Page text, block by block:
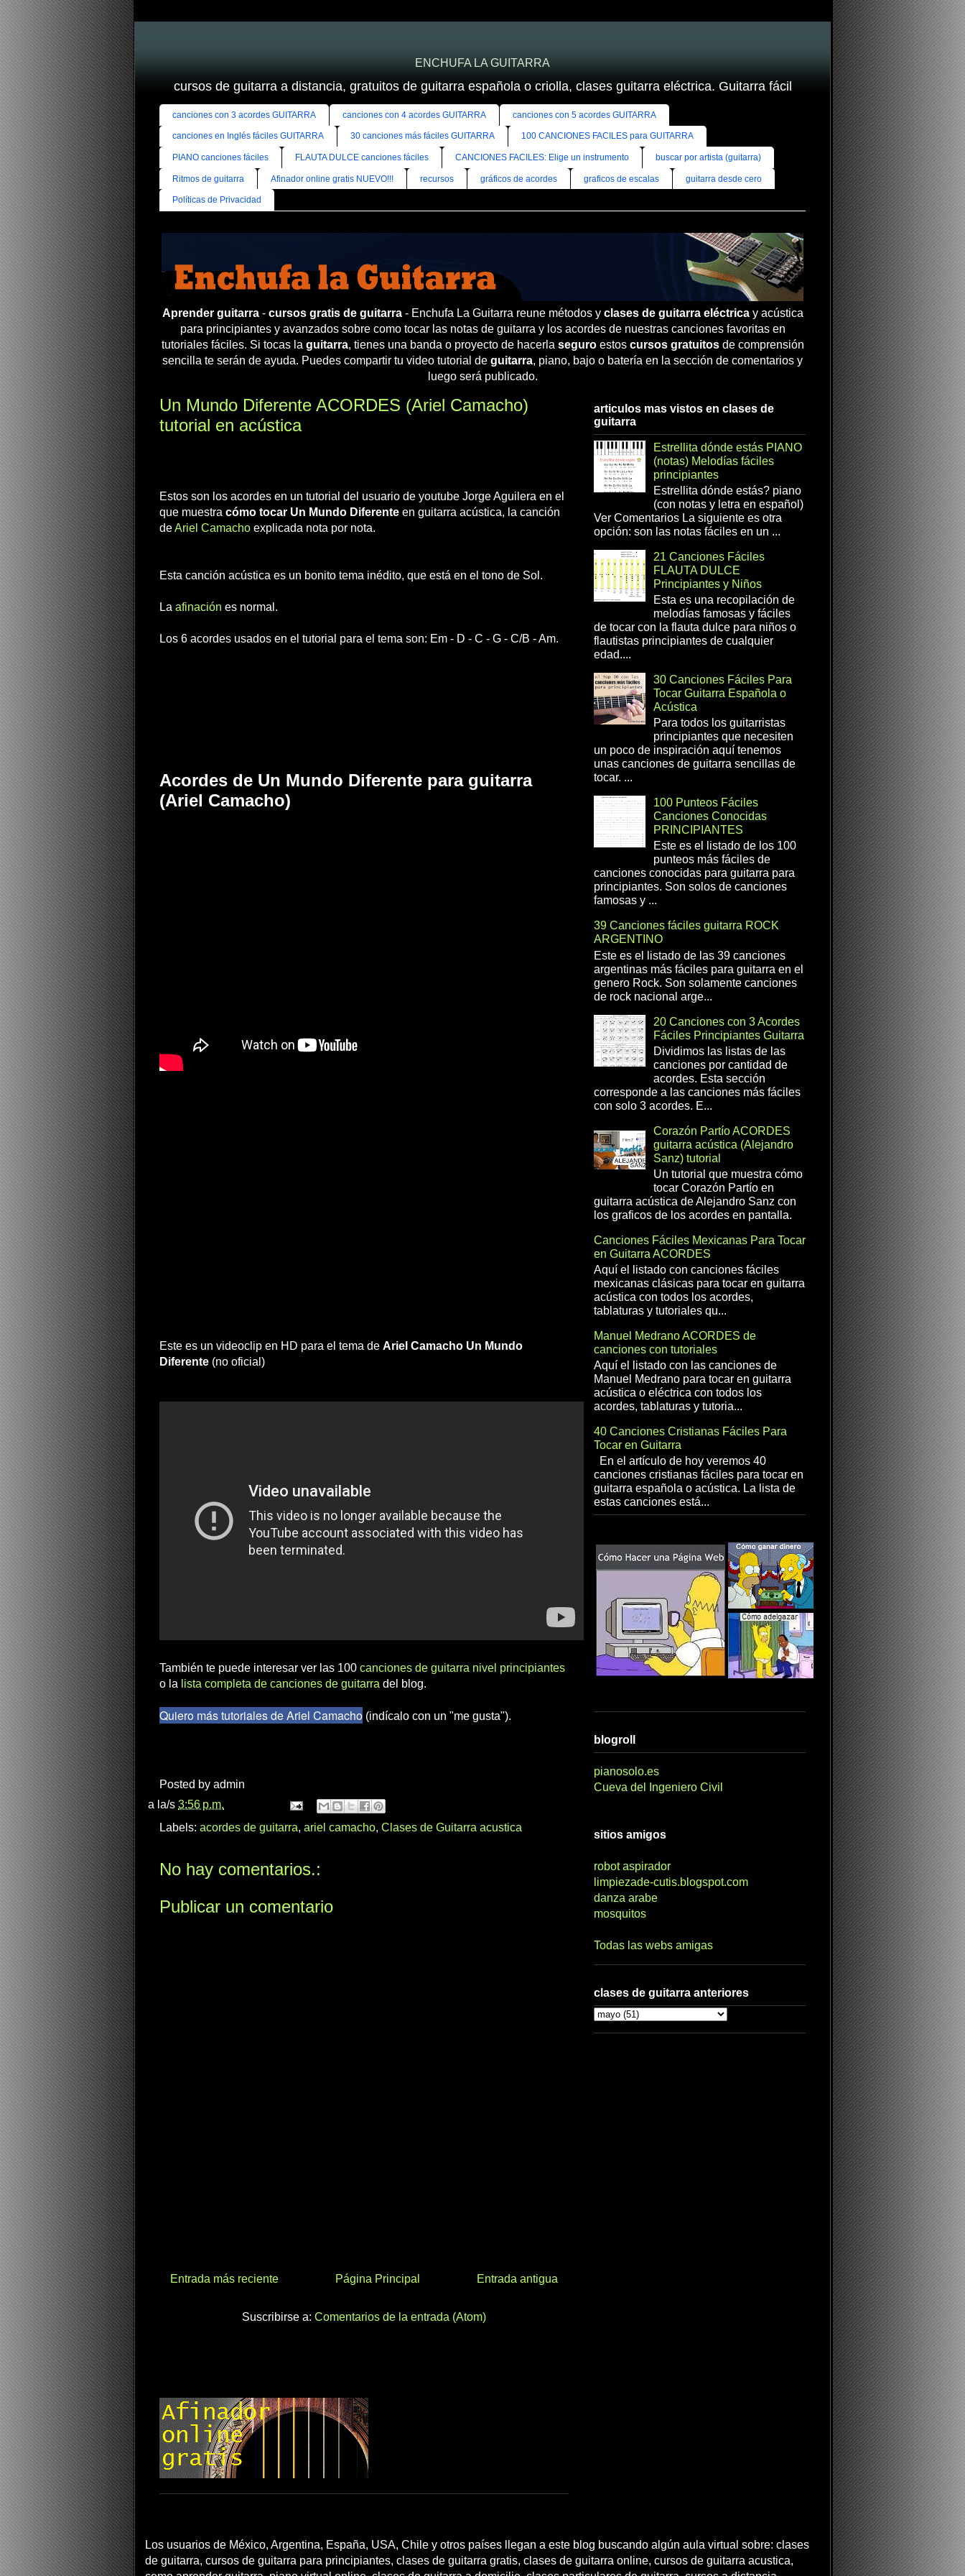
ENCHUFA LA GUITARRA
cursos de guitarra a distancia, gratuitos de guitarra española o criolla, clases guitarra eléctrica. Guitarra fácil
canciones con 3 acordes GUITARRA canciones con 4 acordes GUITARRA canciones con 5 acordes GUITARRA
canciones en Inglés fáciles GUITARRA 30 canciones más fáciles GUITARRA 100 CANCIONES FACILES para GUITARRA
PIANO canciones fáciles FLAUTA DULCE canciones fáciles CANCIONES FACILES: Elige un instrumento buscar por artista (guitarra)
Ritmos de guitarra Afinador online gratis NUEVO!!! recursos gráficos de acordes graficos de escalas guitarra desde cero
Políticas de Privacidad
Aprender guitarra- cursos gratis de guitarra- Enchufa La Guitarra reune métodos y clases de guitarra eléctricay acústica
para principiantes y avanzados sobre como tocar las notas de guitarra y los acordes de nuestras canciones favoritas en
tutoriales fáciles. Si tocas la guitarra, tienes una banda o proyecto de hacerla seguroestos cursos gratuitosde comprensión
sencilla te serán de ayuda. Puedes compartir tu video tutorial de guitarra, piano, bajo o batería en la sección de comentarios y
luego será publicado.
Un Mundo Diferente ACORDES (Ariel Camacho)
tutorial en acústica
Estos son los acordes en un tutorial del usuario de youtube Jorge Aguilera en el
que muestra cómo tocar Un Mundo Diferente en guitarra acústica, la canción
deAriel Camacho explicada nota por nota.
Esta canción acústica es un bonito tema inédito, que está en el tono de Sol.
La afinación es normal.
Los 6 acordes usados en el tutorial para el tema son: Em - D - C - G - C/B - Am.
Acordes de Un Mundo Diferente para guitarra
(Ariel Camacho)
Este es un videoclip en HD para el tema de Ariel Camacho Un Mundo
Diferente (no oficial)
También te puede interesar ver las 100 canciones de guitarra nivel principiantes
o la lista completa de canciones de guitarra del blog.
Quiero más tutoriales de Ariel Camacho (indícalo con un "me gusta").
Posted by admin
a la/s 3:56 p.m.
Labels: acordes de guitarra, ariel camacho, Clases de Guitarra acustica
No hay comentarios.:
Publicar un comentario
Entrada más reciente Entrada antigua
Página Principal
Suscribirse a: Comentarios de la entrada (Atom)
articulos mas vistos en clases de
guitarra
Estrellita dónde estás PIANO
(notas) Melodías fáciles
principiantes
Estrellita dónde estás? piano
(con notas y letra en español)
Ver Comentarios La siguiente es otra
opción: son las notas fáciles en un ...
21 Canciones Fáciles
FLAUTA DULCE
Principiantes y Niños
Esta es una recopilación de
melodías famosas y fáciles
de tocar con la flauta dulce para niños o
flautistas principiantes de cualquier
edad....
30 Canciones Fáciles Para
Tocar Guitarra Española o
Acústica
Para todos los guitarristas
principiantes que necesiten
un poco de inspiración aquí tenemos
unas canciones de guitarra sencillas de
tocar. ...
100 Punteos Fáciles
Canciones Conocidas
PRINCIPIANTES
Este es el listado de los 100
punteos más fáciles de
canciones conocidas para guitarra para
principiantes. Son solos de canciones
famosas y ...
39 Canciones fáciles guitarra ROCK
ARGENTINO
Este es el listado de las 39 canciones
argentinas más fáciles para guitarra en el
genero Rock. Son solamente canciones
de rock nacional arge...
20 Canciones con 3 Acordes
Fáciles Principiantes Guitarra
Dividimos las listas de las
canciones por cantidad de
acordes. Esta sección
corresponde a las canciones más fáciles
con solo 3 acordes. E...
Corazón Partío ACORDES
guitarra acústica (Alejandro
Sanz) tutorial
Un tutorial que muestra cómo
tocar Corazón Partío en
guitarra acústica de Alejandro Sanz con
los graficos de los acordes en pantalla.
Canciones Fáciles Mexicanas Para Tocar
en Guitarra ACORDES
Aquí el listado con canciones fáciles
mexicanas clásicas para tocar en guitarra
acústica con todos los acordes,
tablaturas y tutoriales qu...
Manuel Medrano ACORDES de
canciones con tutoriales
Aquí el listado con las canciones de
Manuel Medrano para tocar en guitarra
acústica o eléctrica con todos los
acordes, tablaturas y tutoria...
40 Canciones Cristianas Fáciles Para
Tocar en Guitarra
En el artículo de hoy veremos 40
canciones cristianas fáciles para tocar en
guitarra española o acústica. La lista de
estas canciones está...
blogroll
pianosolo.es
Cueva del Ingeniero Civil
sitios amigos
robot aspirador
limpiezade-cutis.blogspot.com
danza arabe
mosquitos
Todas las webs amigas
clases de guitarra anteriores
Los usuarios de México, Argentina, España, USA, Chile y otros países llegan a este blog buscando algún aula virtual sobre: clases
de guitarra, cursos de guitarra para principiantes, clases de guitarra gratis, clases de guitarra online, cursos de guitarra acustica,